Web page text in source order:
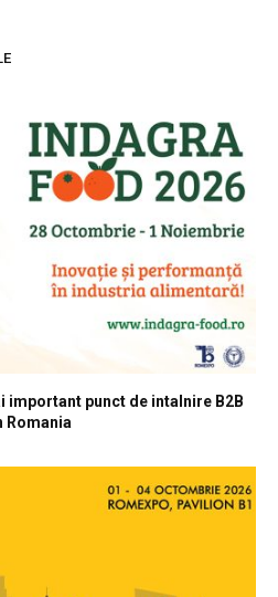
important punct de intalnire B2B
Romania